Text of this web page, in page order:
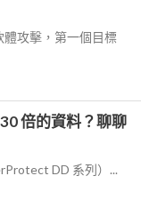
攻擊，第一個目標
倍的資料？聊聊
DD 系列）...